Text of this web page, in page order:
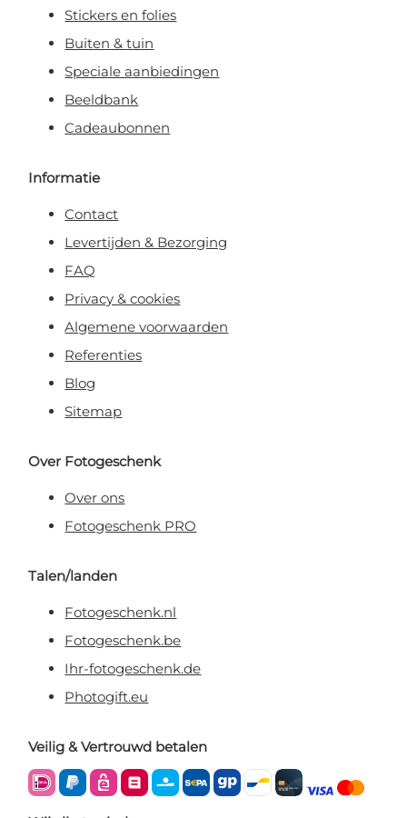
Stickers en folies
Buiten & tuin
Speciale aanbiedingen
Beeldbank
Cadeaubonnen
Informatie
Contact
Levertijden & Bezorging
FAQ
Privacy & cookies
Algemene voorwaarden
Referenties
Blog
Sitemap
Over Fotogeschenk
Over ons
Fotogeschenk PRO
Talen/landen
Fotogeschenk.nl
Fotogeschenk.be
Ihr-fotogeschenk.de
Photogift.eu
Veilig & Vertrouwd betalen